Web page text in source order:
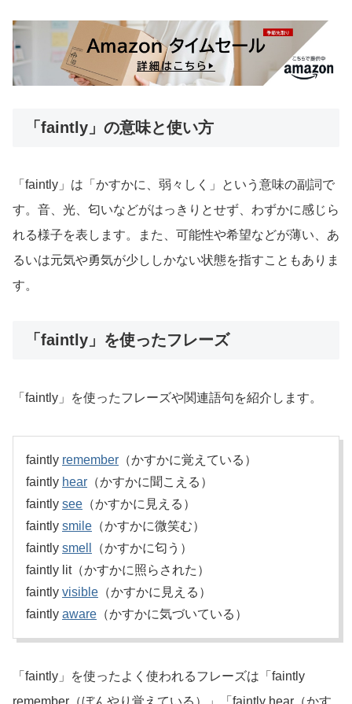
「faintly」の意味と使い方
「faintly」は「かすかに、弱々しく」という意味の副詞で
す。音、光、匂いなどがはっきりとせず、わずかに感じら
れる様子を表します。また、可能性や希望などが薄い、あ
るいは元気や勇気が少ししかない状態を指すこともありま
す。
「faintly」を使ったフレーズ
「faintly」を使ったフレーズや関連語句を紹介します。
faintly remember （かすかに覚えている）
faintly hear （かすかに聞こえる）
faintly see （かすかに見える）
faintly smile （かすかに微笑む）
faintly smell
（かすかに匂う）
faintly lit（かすかに照らされた）
faintly visible （かすかに見える）
faintly aware （かすかに気づいている）
「faintly」を使ったよく使われるフレーズは「faintly
remember（ぼんやり覚えている）」「faintly hear（かす